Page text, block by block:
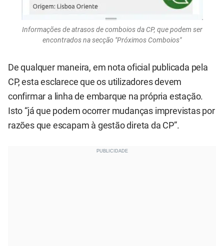
Informações de atrasos de comboios da CP, que podem ser
encontrados na secção "Próximos Comboios"
De qualquer maneira, em nota oficial publicada pela
CP, esta esclarece que os utilizadores devem
confirmar a linha de embarque na própria estação.
Isto “já que podem ocorrer mudanças imprevistas por
razões que escapam à gestão direta da CP”.